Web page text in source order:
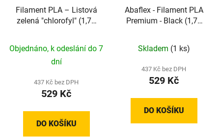
Filament PLA – Listová
zelená "chlorofyl" (1,75
Objednáno, k odeslání do 7
dní
437 Kč bez DPH
529 Kč
DO KOŠÍKU
Abaflex - Filament PLA
Premium - Black (1,75
Skladem (1 ks)
437 Kč bez DPH
529 Kč
DO KOŠÍKU